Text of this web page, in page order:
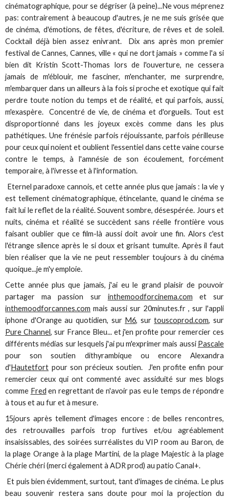
cinématographique, pour se dégriser (à peine)...Ne vous méprenez
pas: contrairement à beaucoup d'autres, je ne me suis grisée que
de cinéma, d'émotions, de fêtes, d'écriture, de rêves et de soleil.
Cocktail déjà bien assez enivrant. Dix ans après mon premier
festival de Cannes, Cannes, ville « qui ne dort jamais » comme l'a si
bien dit Kristin Scott-Thomas lors de l'ouverture, ne cessera
jamais de m'éblouir, me fasciner, m'enchanter, me surprendre,
m'embarquer dans un ailleurs à la fois si proche et exotique qui fait
perdre toute notion du temps et de réalité, et qui parfois, aussi,
m'exaspère. Concentré de vie, de cinéma et d'orgueils. Tout est
disproportionné dans les joyeux excès comme dans les plus
pathétiques. Une frénésie parfois réjouissante, parfois périlleuse
pour ceux qui noient et oublient l'essentiel dans cette vaine course
contre le temps, à l'amnésie de son écoulement, forcément
temporaire, à l'ivresse et à l'information.
Eternel paradoxe cannois, et cette année plus que jamais : la vie y
est tellement cinématographique, étincelante, quand le cinéma se
fait lui le reflet de la réalité. Souvent sombre, désespérée. Jours et
nuits, cinéma et réalité se succèdent sans réelle frontière vous
faisant oublier que ce film-là aussi doit avoir une fin. Alors c'est
l'étrange silence après le si doux et grisant tumulte. Après il faut
bien réaliser que la vie ne peut ressembler toujours à du cinéma
quoique...je m'y emploie.
Cette année plus que jamais, j'ai eu le grand plaisir de pouvoir
partager ma passion sur inthemoodforcinema.com et sur
inthemoodforcannes.com mais aussi sur 20minutes.fr , sur l'appli
iphone d'Orange au quotidien, sur M6, surtouscoprod.com, sur
Pure Channel, sur France Bleu... et j'en profite pour remercier ces
différents médias sur lesquels j'ai pu m'exprimer mais aussi Pascale
pour son soutien dithyrambique ou encore Alexandra
d'Hautetfort pour son précieux soutien. J'en profite enfin pour
remercier ceux qui ont commenté avec assiduité sur mes blogs
comme Fred en regrettant de n'avoir pas eu le temps de répondre
à tous et au fur et à mesure.
15jours après tellement d'images encore : de belles rencontres,
des retrouvailles parfois trop furtives et/ou agréablement
insaisissables, des soirées surréalistes du VIP room au Baron, de
la plage Orange à la plage Martini, de la plage Majestic à la plage
Chérie chéri (merci également à ADR prod) au patio Canal+.
Et puis bien évidemment, surtout, tant d'images de cinéma. Le plus
beau souvenir restera sans doute pour moi la projection du